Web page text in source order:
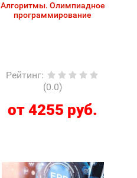
Алгоритмы. Олимпиадное
программирование
Рейтинг:
(0.0)
от 4255 руб.